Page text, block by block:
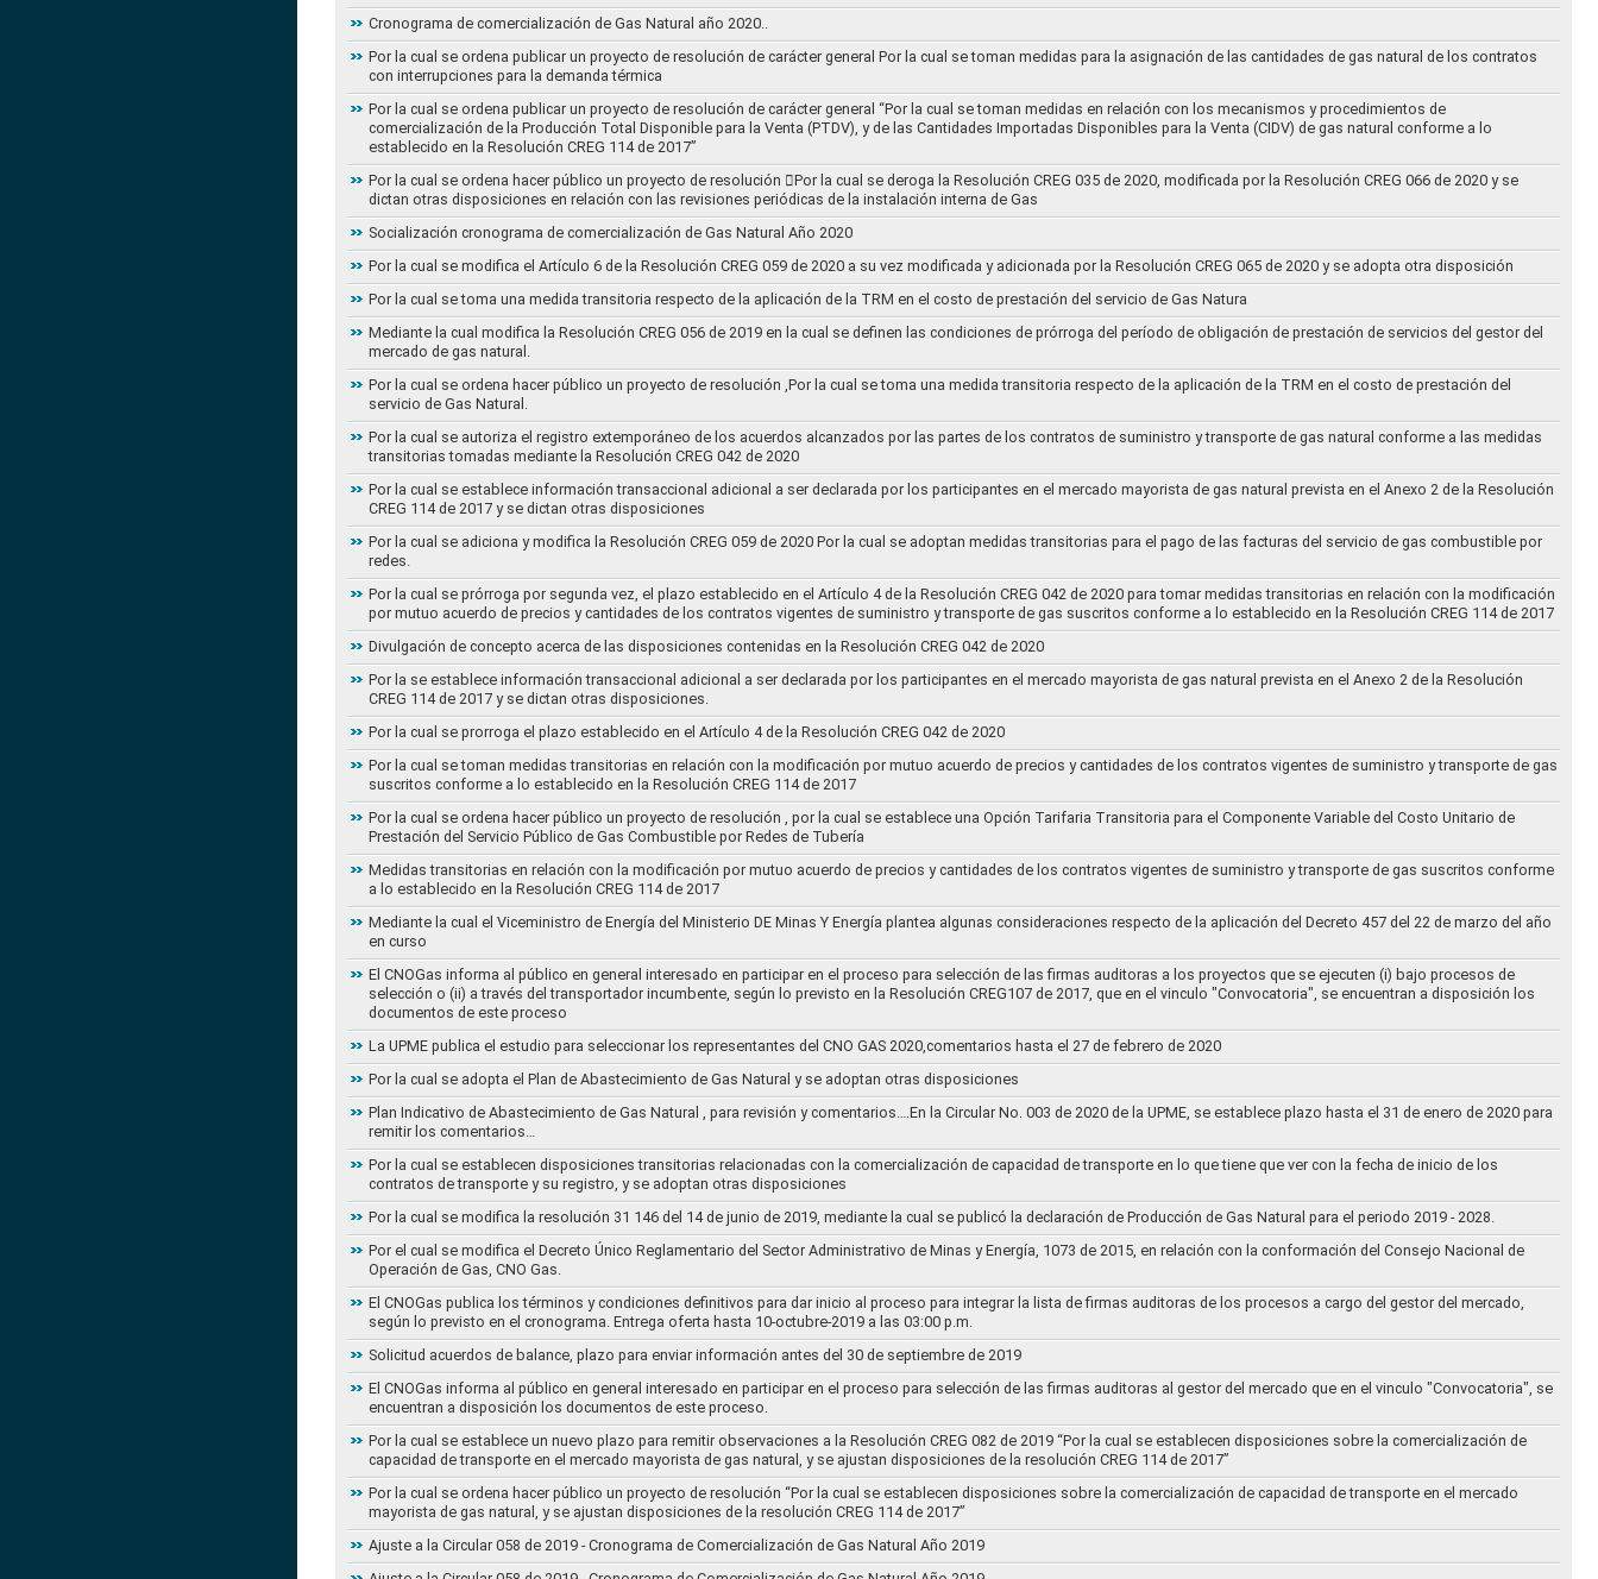
Cronograma de comercialización de Gas Natural año 2020..
Por la cual se ordena publicar un proyecto de resolución de carácter general Por la cual se toman medidas para la asignación de las cantidades de gas natural de los contratos
con interrupciones para la demanda térmica
Por la cual se ordena publicar un proyecto de resolución de carácter general “Por la cual se toman medidas en relación con los mecanismos y procedimientos de
comercialización de la Producción Total Disponible para la Venta (PTDV), y de las Cantidades Importadas Disponibles para la Venta (CIDV) de gas natural conforme a lo
establecido en la Resolución CREG 114 de 2017”
Por la cual se ordena hacer público un proyecto de resolución 􀂴Por la cual se deroga la Resolución CREG 035 de 2020, modificada por la Resolución CREG 066 de 2020 y se
dictan otras disposiciones en relación con las revisiones periódicas de la instalación interna de Gas
Socialización cronograma de comercialización de Gas Natural Año 2020
Por la cual se modifica el Artículo 6 de la Resolución CREG 059 de 2020 a su vez modificada y adicionada por la Resolución CREG 065 de 2020 y se adopta otra disposición
Por la cual se toma una medida transitoria respecto de la aplicación de la TRM en el costo de prestación del servicio de Gas Natura
Mediante la cual modifica la Resolución CREG 056 de 2019 en la cual se definen las condiciones de prórroga del período de obligación de prestación de servicios del gestor del
mercado de gas natural.
Por la cual se ordena hacer público un proyecto de resolución ,Por la cual se toma una medida transitoria respecto de la aplicación de la TRM en el costo de prestación del
servicio de Gas Natural.
Por la cual se autoriza el registro extemporáneo de los acuerdos alcanzados por las partes de los contratos de suministro y transporte de gas natural conforme a las medidas
transitorias tomadas mediante la Resolución CREG 042 de 2020
Por la cual se establece información transaccional adicional a ser declarada por los participantes en el mercado mayorista de gas natural prevista en el Anexo 2 de la Resolución
CREG 114 de 2017 y se dictan otras disposiciones
Por la cual se adiciona y modifica la Resolución CREG 059 de 2020 Por la cual se adoptan medidas transitorias para el pago de las facturas del servicio de gas combustible por
redes.
Por la cual se prórroga por segunda vez, el plazo establecido en el Artículo 4 de la Resolución CREG 042 de 2020 para tomar medidas transitorias en relación con la modificación
por mutuo acuerdo de precios y cantidades de los contratos vigentes de suministro y transporte de gas suscritos conforme a lo establecido en la Resolución CREG 114 de 2017
Divulgación de concepto acerca de las disposiciones contenidas en la Resolución CREG 042 de 2020
Por la se establece información transaccional adicional a ser declarada por los participantes en el mercado mayorista de gas natural prevista en el Anexo 2 de la Resolución
CREG 114 de 2017 y se dictan otras disposiciones.
Por la cual se prorroga el plazo establecido en el Artículo 4 de la Resolución CREG 042 de 2020
Por la cual se toman medidas transitorias en relación con la modificación por mutuo acuerdo de precios y cantidades de los contratos vigentes de suministro y transporte de gas
suscritos conforme a lo establecido en la Resolución CREG 114 de 2017
Por la cual se ordena hacer público un proyecto de resolución , por la cual se establece una Opción Tarifaria Transitoria para el Componente Variable del Costo Unitario de
Prestación del Servicio Público de Gas Combustible por Redes de Tubería
Medidas transitorias en relación con la modificación por mutuo acuerdo de precios y cantidades de los contratos vigentes de suministro y transporte de gas suscritos conforme
a lo establecido en la Resolución CREG 114 de 2017
Mediante la cual el Viceministro de Energía del Ministerio DE Minas Y Energía plantea algunas consideraciones respecto de la aplicación del Decreto 457 del 22 de marzo del año
en curso
El CNOGas informa al público en general interesado en participar en el proceso para selección de las firmas auditoras a los proyectos que se ejecuten (i) bajo procesos de
selección o (ii) a través del transportador incumbente, según lo previsto en la Resolución CREG107 de 2017, que en el vinculo "Convocatoria", se encuentran a disposición los
documentos de este proceso
La UPME publica el estudio para seleccionar los representantes del CNO GAS 2020,comentarios hasta el 27 de febrero de 2020
Por la cual se adopta el Plan de Abastecimiento de Gas Natural y se adoptan otras disposiciones
Plan Indicativo de Abastecimiento de Gas Natural , para revisión y comentarios….En la Circular No. 003 de 2020 de la UPME, se establece plazo hasta el 31 de enero de 2020 para
remitir los comentarios…
Por la cual se establecen disposiciones transitorias relacionadas con la comercialización de capacidad de transporte en lo que tiene que ver con la fecha de inicio de los
contratos de transporte y su registro, y se adoptan otras disposiciones
Por la cual se modifica la resolución 31 146 del 14 de junio de 2019, mediante la cual se publicó la declaración de Producción de Gas Natural para el periodo 2019 - 2028.
Por el cual se modifica el Decreto Único Reglamentario del Sector Administrativo de Minas y Energía, 1073 de 2015, en relación con la conformación del Consejo Nacional de
Operación de Gas, CNO Gas.
El CNOGas publica los términos y condiciones definitivos para dar inicio al proceso para integrar la lista de firmas auditoras de los procesos a cargo del gestor del mercado,
según lo previsto en el cronograma. Entrega oferta hasta 10-octubre-2019 a las 03:00 p.m.
Solicitud acuerdos de balance, plazo para enviar información antes del 30 de septiembre de 2019
El CNOGas informa al público en general interesado en participar en el proceso para selección de las firmas auditoras al gestor del mercado que en el vinculo "Convocatoria", se
encuentran a disposición los documentos de este proceso.
Por la cual se establece un nuevo plazo para remitir observaciones a la Resolución CREG 082 de 2019 “Por la cual se establecen disposiciones sobre la comercialización de
capacidad de transporte en el mercado mayorista de gas natural, y se ajustan disposiciones de la resolución CREG 114 de 2017”
Por la cual se ordena hacer público un proyecto de resolución “Por la cual se establecen disposiciones sobre la comercialización de capacidad de transporte en el mercado
mayorista de gas natural, y se ajustan disposiciones de la resolución CREG 114 de 2017”
Ajuste a la Circular 058 de 2019 - Cronograma de Comercialización de Gas Natural Año 2019